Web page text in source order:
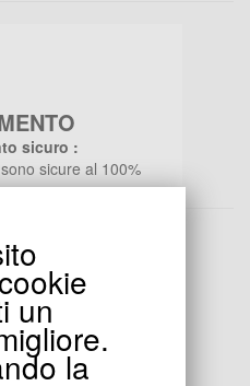
sicuro :
sicure al 100%
o colissimo
un
la